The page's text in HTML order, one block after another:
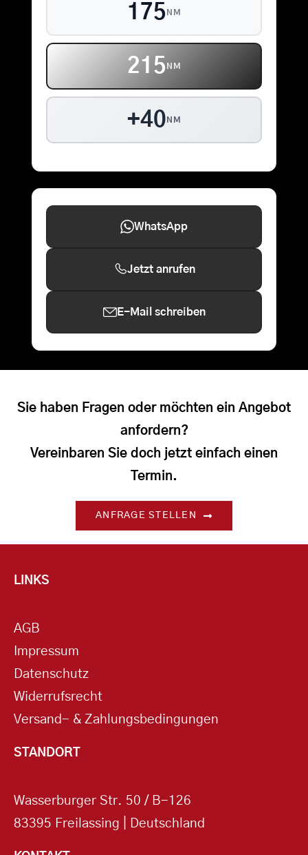
175 NM
215 NM
+40 NM
WhatsApp
Jetzt anrufen
E-Mail schreiben
Sie haben Fragen oder möchten ein Angebot
anfordern?
Vereinbaren Sie doch jetzt einfach einen
Termin.
ANFRAGE STELLEN
LINKS
AGB
Impressum
Datenschutz
Widerrufsrecht
Versand- & Zahlungsbedingungen
STANDORT
Wasserburger Str. 50 / B-126
83395 Freilassing | Deutschland